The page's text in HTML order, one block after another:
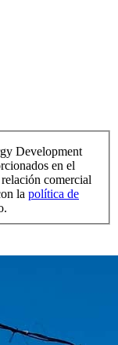
Development
en el
comercial
la política de